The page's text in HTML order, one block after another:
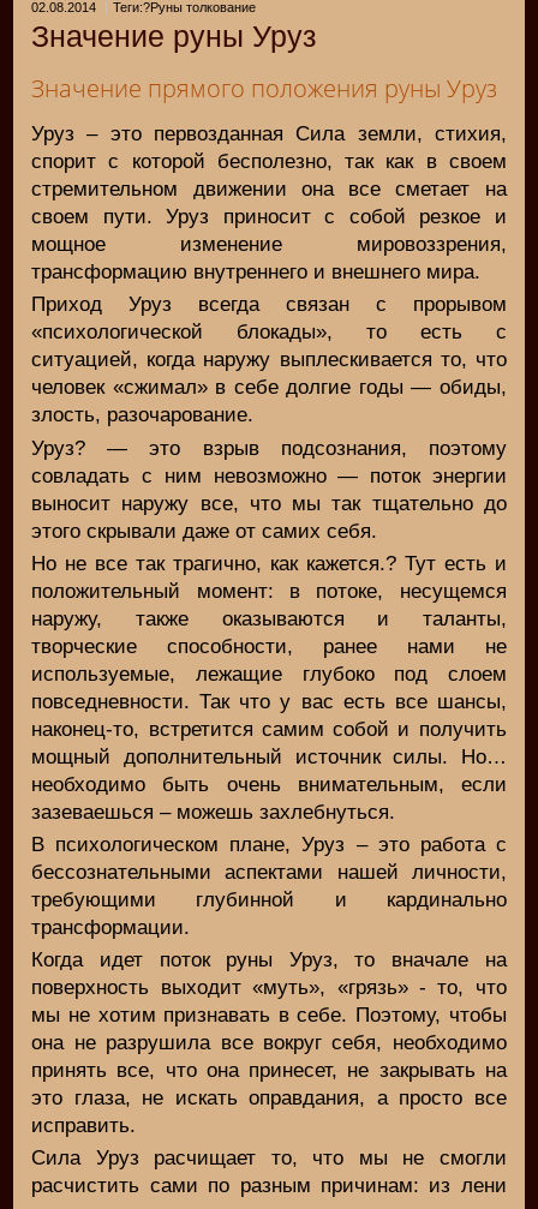
02.08.2014 Теги:?Руны толкование
Значение руны Уруз
Значение прямого положения руны Уруз
Уруз – это первозданная Сила земли, стихия,
спорит с которой бесполезно, так как в своем
стремительном движении она все сметает на
своем пути. Уруз приносит с собой резкое и
мощное изменение мировоззрения,
трансформацию внутреннего и внешнего мира.
Приход Уруз всегда связан с прорывом
«психологической блокады», то есть с
ситуацией, когда наружу выплескивается то, что
человек «сжимал» в себе долгие годы — обиды,
злость, разочарование.
Уруз? — это взрыв подсознания, поэтому
совладать с ним невозможно — поток энергии
выносит наружу все, что мы так тщательно до
этого скрывали даже от самих себя.
Но не все так трагично, как кажется.? Тут есть и
положительный момент: в потоке, несущемся
наружу, также оказываются и таланты,
творческие способности, ранее нами не
используемые, лежащие глубоко под слоем
повседневности. Так что у вас есть все шансы,
наконец-то, встретится самим собой и получить
мощный дополнительный источник силы. Но…
необходимо быть очень внимательным, если
зазеваешься – можешь захлебнуться.
В психологическом плане, Уруз – это работа с
бессознательными аспектами нашей личности,
требующими глубинной и кардинально
трансформации.
Когда идет поток руны Уруз, то вначале на
поверхность выходит «муть», «грязь» - то, что
мы не хотим признавать в себе. Поэтому, чтобы
она не разрушила все вокруг себя, необходимо
принять все, что она принесет, не закрывать на
это глаза, не искать оправдания, а просто все
исправить.
Сила Уруз расчищает то, что мы не смогли
расчистить сами по разным причинам: из лени